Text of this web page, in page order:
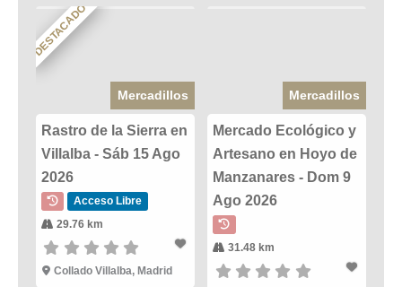
DESTACADO
Mercadillos
Rastro de la Sierra en
Villalba - Sáb 15 Ago
2026
Acceso Libre
29.76 km
Collado Villalba, Madrid
Mercadillos
Mercado Ecológico y
Artesano en Hoyo de
Manzanares - Dom 9
Ago 2026
31.48 km